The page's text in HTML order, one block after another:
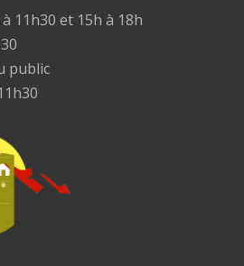
11h30 et 15h à 18h
public